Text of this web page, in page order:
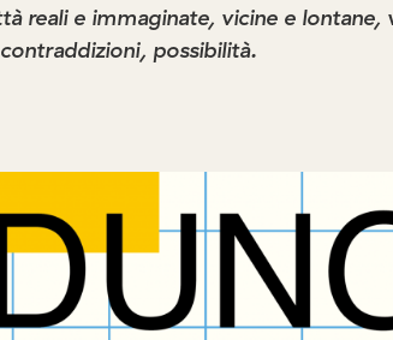
reali e immaginate, vicine e lontane,
possibilità.